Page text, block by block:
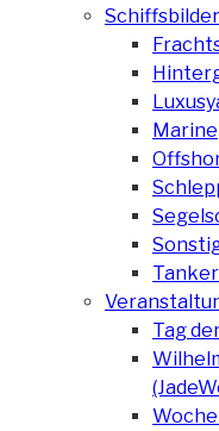
Marine
Tanker
Tag